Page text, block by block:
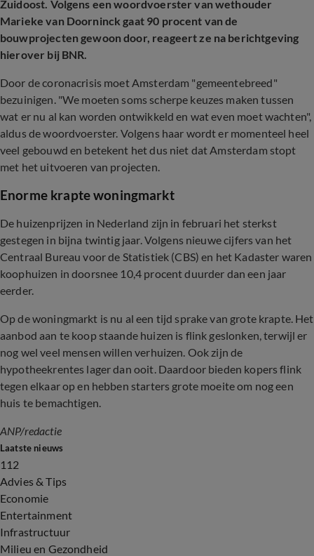
Zuidoost. Volgens een woordvoerster van wethouder
Marieke van Doorninck gaat 90 procent van de
bouwprojecten gewoon door, reageert ze na berichtgeving
hierover bij BNR.
Door de coronacrisis moet Amsterdam "gemeentebreed"
bezuinigen. "We moeten soms scherpe keuzes maken tussen
wat er nu al kan worden ontwikkeld en wat even moet wachten",
aldus de woordvoerster. Volgens haar wordt er momenteel heel
veel gebouwd en betekent het dus niet dat Amsterdam stopt
met het uitvoeren van projecten.
Enorme krapte woningmarkt
De huizenprijzen in Nederland zijn in februari het sterkst
gestegen in bijna twintig jaar. Volgens nieuwe cijfers van het
Centraal Bureau voor de Statistiek (CBS) en het Kadaster waren
koophuizen in doorsnee 10,4 procent duurder dan een jaar
eerder.
Op de woningmarkt is nu al een tijd sprake van grote krapte. Het
aanbod aan te koop staande huizen is flink geslonken, terwijl er
nog wel veel mensen willen verhuizen. Ook zijn de
hypotheekrentes lager dan ooit. Daardoor bieden kopers flink
tegen elkaar op en hebben starters grote moeite om nog een
huis te bemachtigen.
ANP/redactie
Laatste nieuws
112
Advies & Tips
Economie
Entertainment
Infrastructuur
Milieu en Gezondheid